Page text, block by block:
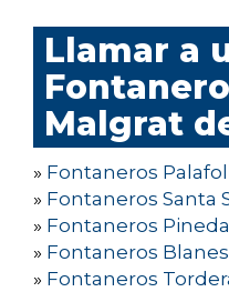
Llamar a
Malgrat
» Fontaneros
» Fontaneros Santa
» Fontaneros
» Fontaneros Blanes
» Fontaneros